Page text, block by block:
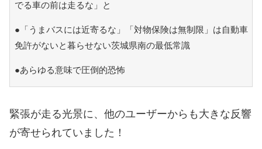
でる車の前は走るな」と
●「うまバスには近寄るな」「対物保険は無制限」は自動車
免許がないと暮らせない茨城県南の最低常識
●あらゆる意味で圧倒的恐怖
緊張が走る光景に、他のユーザーからも大きな反響
が寄せられていました！